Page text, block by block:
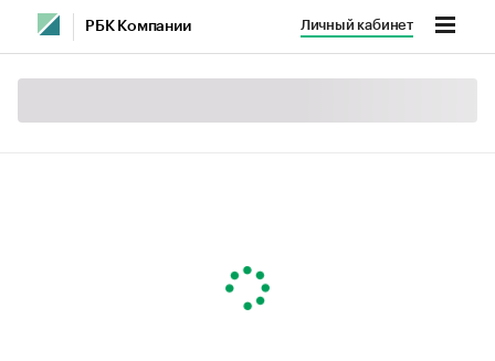
РБК Компании Личный кабинет